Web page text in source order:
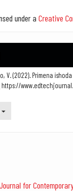
under a Creative
V. (2022). Primena
for